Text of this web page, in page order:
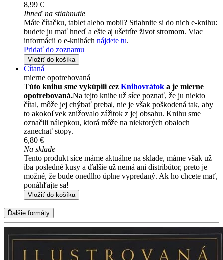
8,99 €
Ihneď na stiahnutie
Máte čítačku, tablet alebo mobil? Stiahnite si do nich e-knihu:
budete ju mať hneď a ešte aj ušetríte život stromom. Viac
informácii o e-knihách nájdete tu.
Pridať do zoznamu
Vložiť do košíka
Čítaná
mierne opotrebovaná
Túto knihu sme vykúpili cez Knihovrátok a je mierne
opotrebovaná.Na tejto knihe už síce poznať, že ju niekto
čítal, môže jej chýbať prebal, nie je však poškodená tak, aby
to akokoľvek znižovalo zážitok z jej obsahu. Knihu sme
označili nálepkou, ktorá môže na niektorých obaloch
zanechať stopy.
6,80 €
Na sklade
Tento produkt síce máme aktuálne na sklade, máme však už
iba posledné kusy a ďalšie už nemá ani distribútor, preto je
možné, že bude onedlho úplne vypredaný. Ak ho chcete mať,
ponáhľajte sa!
Vložiť do košíka
Ďalšie formáty